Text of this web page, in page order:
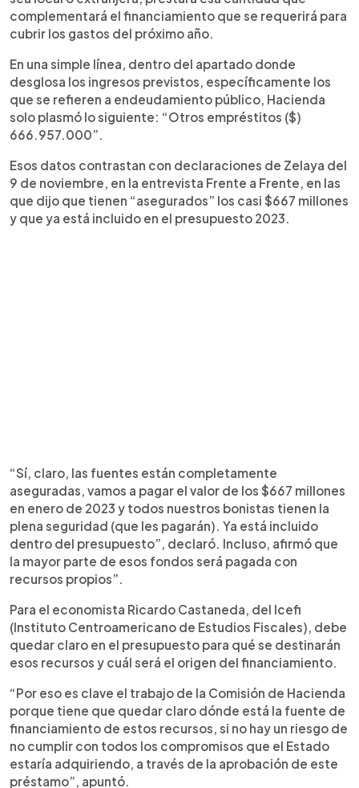
complementará el financiamiento que se requerirá para
cubrir los gastos del próximo año.
En una simple línea, dentro del apartado donde
desglosa los ingresos previstos, específicamente los
que se refieren a endeudamiento público, Hacienda
solo plasmó lo siguiente: “Otros empréstitos ($)
666.957.000”.
Esos datos contrastan con declaraciones de Zelaya del
9 de noviembre, en la entrevista Frente a Frente, en las
que dijo que tienen “asegurados” los casi $667 millones
y que ya está incluido en el presupuesto 2023.
“Sí, claro, las fuentes están completamente
aseguradas, vamos a pagar el valor de los $667 millones
en enero de 2023 y todos nuestros bonistas tienen la
plena seguridad (que les pagarán). Ya está incluido
dentro del presupuesto”, declaró. Incluso, afirmó que
la mayor parte de esos fondos será pagada con
recursos propios”.
Para el economista Ricardo Castaneda, del Icefi
(Instituto Centroamericano de Estudios Fiscales), debe
quedar claro en el presupuesto para qué se destinarán
esos recursos y cuál será el origen del financiamiento.
“Por eso es clave el trabajo de la Comisión de Hacienda
porque tiene que quedar claro dónde está la fuente de
financiamiento de estos recursos, si no hay un riesgo de
no cumplir con todos los compromisos que el Estado
estaría adquiriendo, a través de la aprobación de este
préstamo”, apuntó.